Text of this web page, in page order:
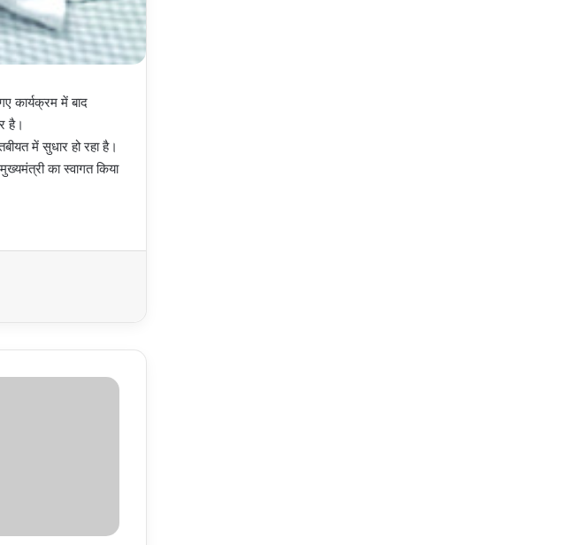
कार्यक्रम में बाद
है।
में सुधार हो रहा है।
का स्वागत किया